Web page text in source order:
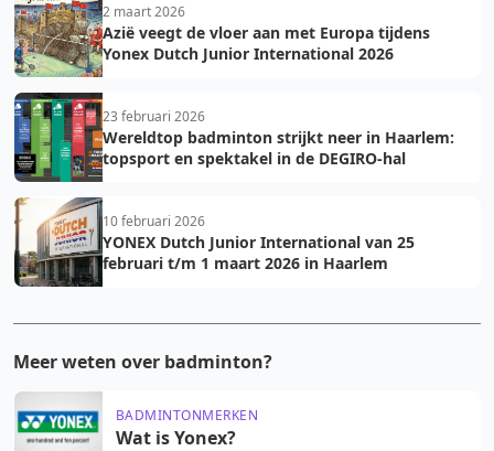
2 maart 2026
Azië veegt de vloer aan met Europa tijdens
Yonex Dutch Junior International 2026
23 februari 2026
Wereldtop badminton strijkt neer in Haarlem:
topsport en spektakel in de DEGIRO-hal
10 februari 2026
YONEX Dutch Junior International van 25
februari t/m 1 maart 2026 in Haarlem
Meer weten over badminton?
BADMINTONMERKEN
Wat is Yonex?